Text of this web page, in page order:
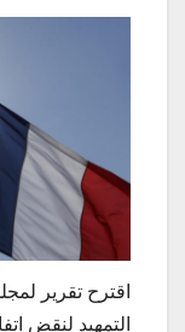
اقترح تقرير
التمهيد لنقض